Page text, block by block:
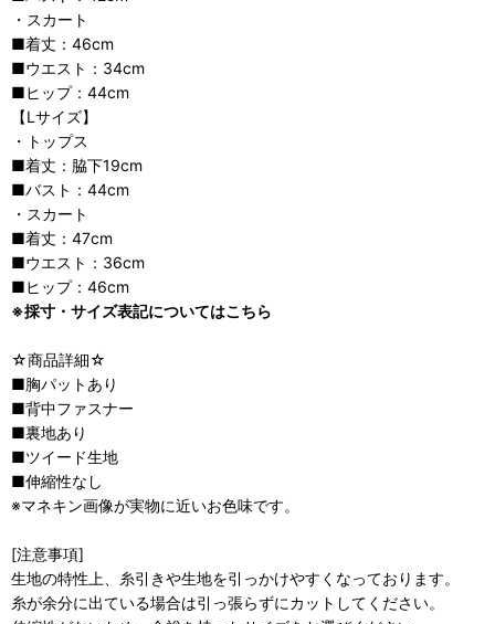
・スカート
■着丈：46cm
■ウエスト：34cm
■ヒップ：44cm
【Lサイズ】
・トップス
■着丈：脇下19cm
■バスト：44cm
・スカート
■着丈：47cm
■ウエスト：36cm
■ヒップ：46cm
※採寸・サイズ表記についてはこちら
☆商品詳細☆
■胸パットあり
■背中ファスナー
■裏地あり
■ツイード生地
■伸縮性なし
※マネキン画像が実物に近いお色味です。
[注意事項]
生地の特性上、糸引きや生地を引っかけやすくなっております。
糸が余分に出ている場合は引っ張らずにカットしてください。